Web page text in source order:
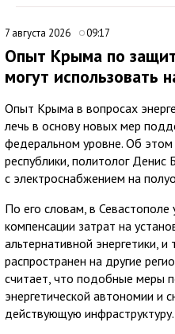
7 августа 2026 09:17
Опыт Крыма по
могут использовать
Опыт Крыма в вопросах
лечь в основу новых мер
федеральном уровне. Об этом
республики, политолог Денис
с электроснабжением на
По его словам, в
компенсации затрат на
альтернативной энергетики,
распространен на другие
считает, что подобные меры
энергетической автономии и
действующую инфраструктуру.